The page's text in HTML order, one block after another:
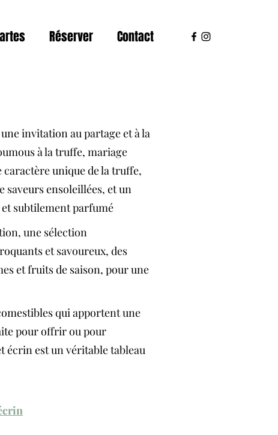
Réserver Contact
invitation au partage et à la
à la truffe, mariage
unique de la truffe,
saveurs ensoleillées, et un
subtilement parfumé
une sélection
et savoureux, des
et fruits de saison, pour une
qui apportent une
pour offrir ou pour
écrin est un véritable tableau